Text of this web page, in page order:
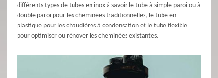
différents types de tubes en inox à savoir le tube à simple paroi ou à
double paroi pour les cheminées traditionnelles, le tube en
plastique pour les chaudières à condensation et le tube flexible
pour optimiser ou rénover les cheminées existantes.